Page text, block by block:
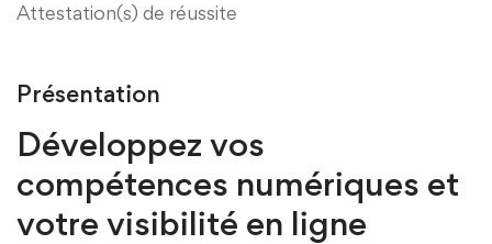
Attestation(s) de réussite
Présentation
Développez vos
compétences numériques et
votre visibilité en ligne